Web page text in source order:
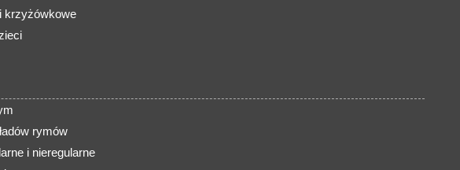
krzyżówkowe
rymów
i nieregularne